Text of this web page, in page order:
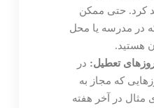
کرد. حتی ممکن
در مدرسه یا محل
هستید.
تعطیل: در
که مجاز به
مثال در آخر هفته